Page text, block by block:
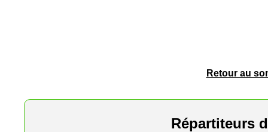
Retour au
Répartiteurs